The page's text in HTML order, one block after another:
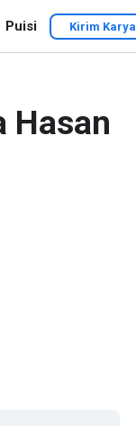
Puisi Kirim Karya
Hasan